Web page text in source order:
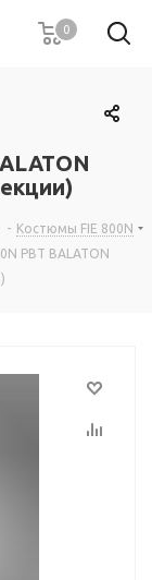
0
- Костюмы FIE 800N
PBT BALATON